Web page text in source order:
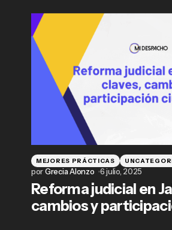
MEJORES PRÁCTICAS
porGrecia Alonzo 6 julio, 2025
Reforma judicial en
cambios y